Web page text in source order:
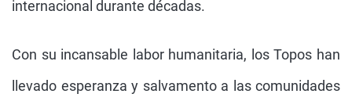
internacional durante décadas.
Con su incansable labor humanitaria, los Topos han
llevado esperanza y salvamento a las comunidades